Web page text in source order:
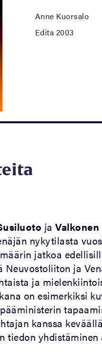
Anne Kuorsalo
Edita 2003
ja Valkonen
nykytilasta
jatkoa
Neuvostoliiton ja
ja
on esimerkiksi
kanssa
tiedon yhdistäminen